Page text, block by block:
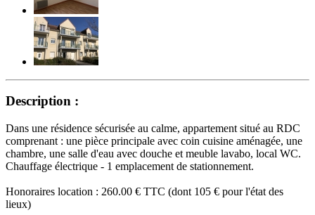
Description :
Dans une résidence sécurisée au calme, appartement situé au RDC
comprenant : une pièce principale avec coin cuisine aménagée, une
chambre, une salle d'eau avec douche et meuble lavabo, local WC.
Chauffage électrique - 1 emplacement de stationnement.
Honoraires location : 260.00 € TTC (dont 105 € pour l'état des
lieux)